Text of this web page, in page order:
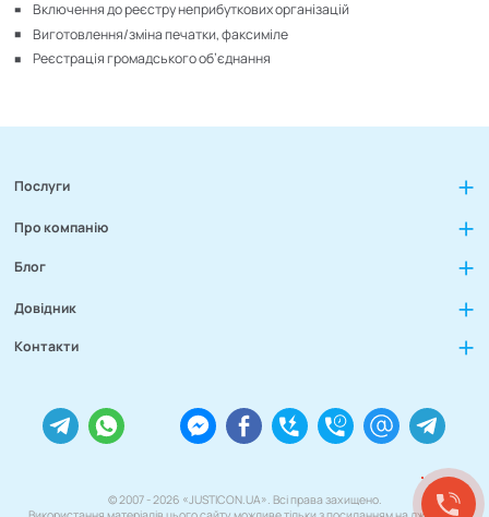
Включення до реєстру неприбуткових організацій
Виготовлення/зміна печатки, факсиміле
Реєстрація громадського об’єднання
Послуги
Про компанію
Блог
Довідник
Контакти
© 2007 - 2026 «JUSTICON.UA». Всі права захищено.